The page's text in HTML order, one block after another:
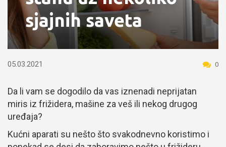
sjajnih saveta
05.03.2021 0
Da li vam se dogodilo da vas iznenadi neprijatan
miris iz frižidera, mašine za veš ili nekog drugog
uređaja?
Kućni aparati su nešto što svakodnevno koristimo i